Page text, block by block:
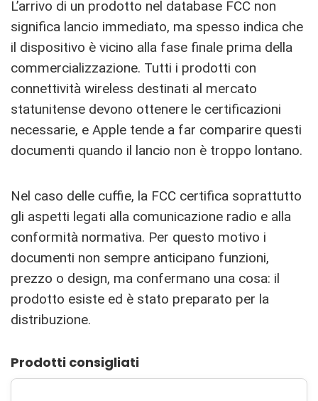
L’arrivo di un prodotto nel database FCC non
significa lancio immediato, ma spesso indica che
il dispositivo è vicino alla fase finale prima della
commercializzazione. Tutti i prodotti con
connettività wireless destinati al mercato
statunitense devono ottenere le certificazioni
necessarie, e Apple tende a far comparire questi
documenti quando il lancio non è troppo lontano.
Nel caso delle cuffie, la FCC certifica soprattutto
gli aspetti legati alla comunicazione radio e alla
conformità normativa. Per questo motivo i
documenti non sempre anticipano funzioni,
prezzo o design, ma confermano una cosa: il
prodotto esiste ed è stato preparato per la
distribuzione.
Prodotti consigliati